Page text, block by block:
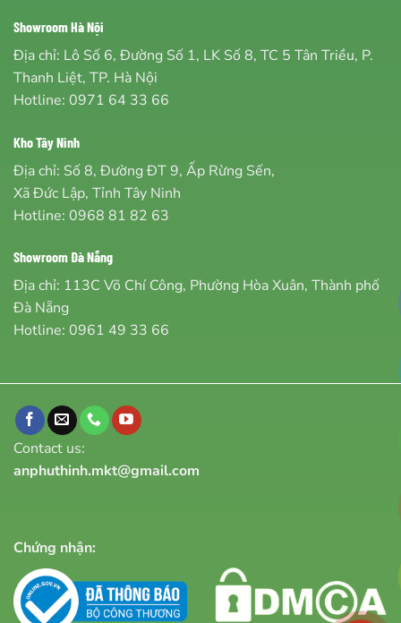
Showroom Hà Nội
Địa chỉ: Lô Số 6, Đường Số 1, LK Số 8, TC 5 Tân Triều, P.
Thanh Liệt, TP. Hà Nội
Hotline: 0971 64 33 66
Kho Tây Ninh
Địa chỉ: Số 8, Đường ĐT 9, Ấp Rừng Sến,
Xã Đức Lập, Tỉnh Tây Ninh
Hotline: 0968 81 82 63
Showroom Đà Nẵng
Địa chỉ: 113C Võ Chí Công, Phường Hòa Xuân, Thành phố
Đà Nẵng
Hotline: 0961 49 33 66
Contact us:
anphuthinh.mkt@gmail.com
Chứng nhận: